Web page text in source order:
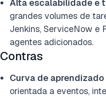
Alta escalabilidade e
grandes volumes de
Jenkins, ServiceNow e
agentes adicionados.
Contras
Curva de
orientada a eventos,